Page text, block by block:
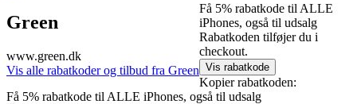
Green
www.green.dk
Vis alle rabatkoder og tilbud fra Green
Få 5% rabatkode til ALLE
iPhones, også til udsalg
Rabatkoden tilføjer du i
checkout.
Kopier rabatkoden:
Få 5% rabatkode til ALLE iPhones, også til udsalg